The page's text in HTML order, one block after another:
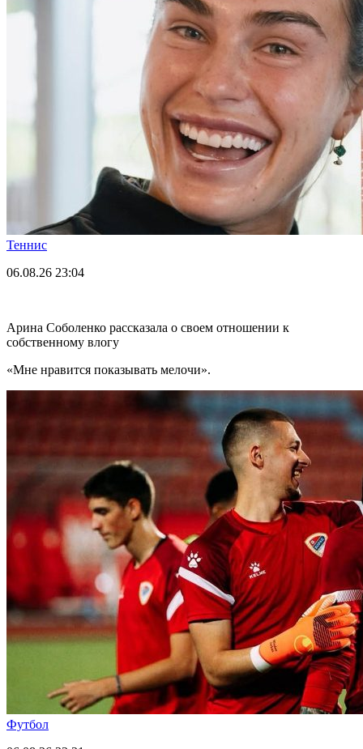
Теннис
06.08.26 23:04
Арина Соболенко рассказала о своем отношении к
собственному влогу
«Мне нравится показывать мелочи».
Футбол